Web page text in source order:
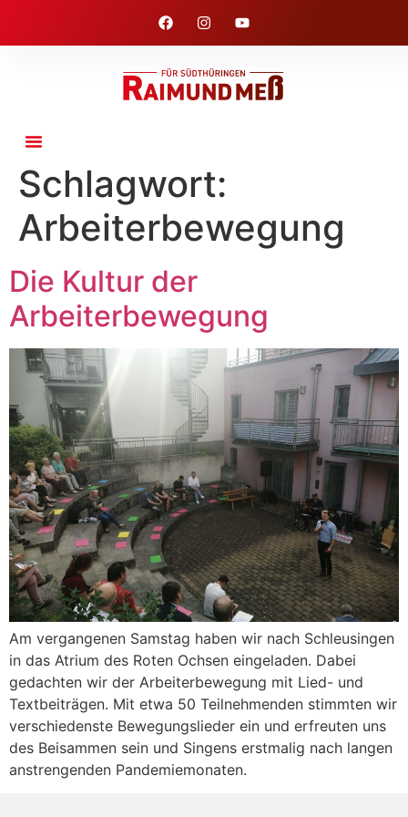
Schlagwort:
Arbeiterbewegung
Die Kultur der
Arbeiterbewegung
Am vergangenen Samstag haben wir nach Schleusingen
in das Atrium des Roten Ochsen eingeladen. Dabei
gedachten wir der Arbeiterbewegung mit Lied- und
Textbeiträgen. Mit etwa 50 Teilnehmenden stimmten wir
verschiedenste Bewegungslieder ein und erfreuten uns
des Beisammen sein und Singens erstmalig nach langen
anstrengenden Pandemiemonaten.